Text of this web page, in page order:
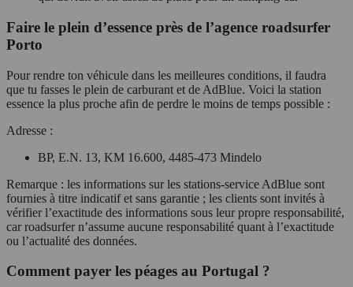
Faire le plein d’essence près de l’agence roadsurfer
Porto
Pour rendre ton véhicule dans les meilleures conditions, il faudra
que tu fasses le plein de carburant et de AdBlue. Voici la station
essence la plus proche afin de perdre le moins de temps possible :
Adresse :
BP, E.N. 13, KM 16.600, 4485-473 Mindelo
Remarque : les informations sur les stations-service AdBlue sont
fournies à titre indicatif et sans garantie ; les clients sont invités à
vérifier l’exactitude des informations sous leur propre responsabilité,
car roadsurfer n’assume aucune responsabilité quant à l’exactitude
ou l’actualité des données.
Comment payer les péages au Portugal ?